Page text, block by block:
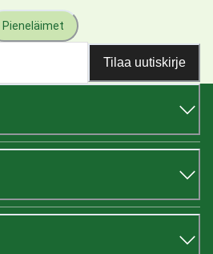
Pieneläimet
Tilaa uutiskirje